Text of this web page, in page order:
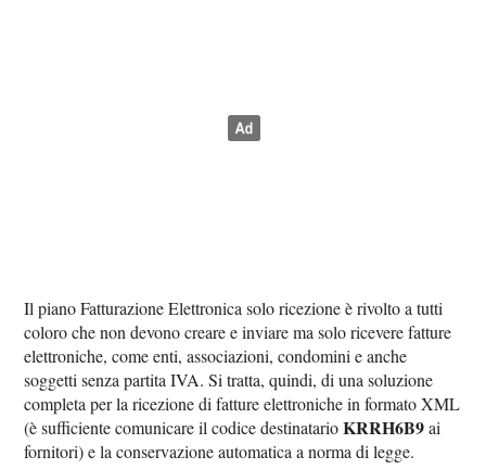
Il piano Fatturazione Elettronica solo ricezione è rivolto a tutti
coloro che non devono creare e inviare ma solo ricevere fatture
elettroniche, come enti, associazioni, condomini e anche
soggetti senza partita IVA. Si tratta, quindi, di una soluzione
completa per la ricezione di fatture elettroniche in formato XML
(è sufficiente comunicare il codice destinatarioKRRH6B9ai
fornitori) e la conservazione automatica a norma di legge.